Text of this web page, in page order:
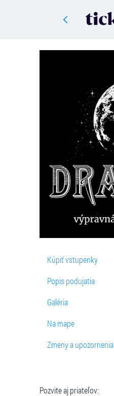
Kúpiť vstupenky
Popis podujatia
Galéria
Na mape
Zmeny a upozornenia
Pozvite aj priateľov: